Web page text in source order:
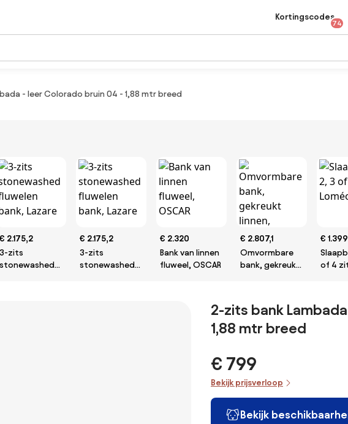
Kortingscodes
74
- leer Colorado bruin 04 - 1,88 mtr breed
€ 2.175,2
3-zits
stonewashed
€ 2.175,2
3-zits
stonewashed
€ 2.320
Bank van linnen
fluweel, OSCAR
€ 2.807,1
Omvormbare
bank, gekreukt
€ 1.399
of 4
2-zits bank
1,88 mtr breed
€ 799
Bekijk prijsverloop
Bekijk